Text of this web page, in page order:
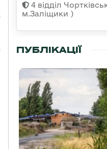
4 відділ
м.Заліщики )
ПУБЛІКАЦІЇ